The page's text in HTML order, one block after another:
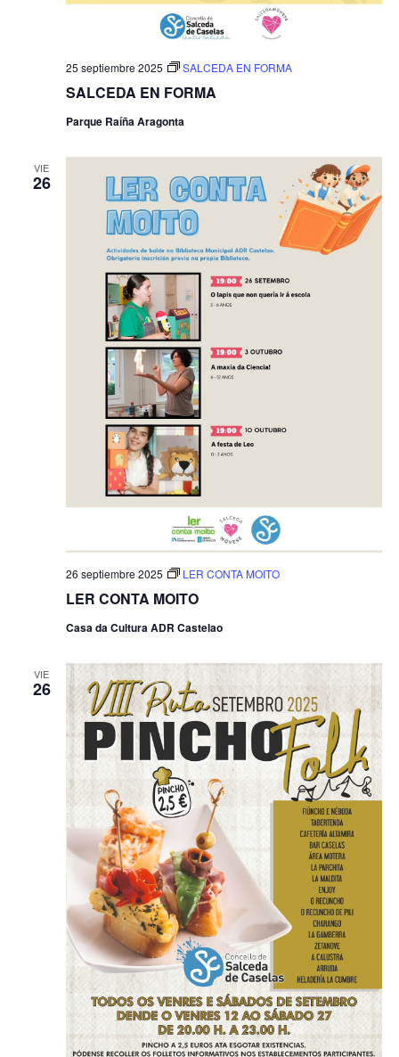
SALCEDA EN FORMA
25 septiembre 2025 SALCEDA EN FORMA
Parque Raíña Aragonta
VIE
26
LER CONTA MOITO
26 septiembre 2025 LER CONTA MOITO
Casa da Cultura ADR Castelao
VIE
26